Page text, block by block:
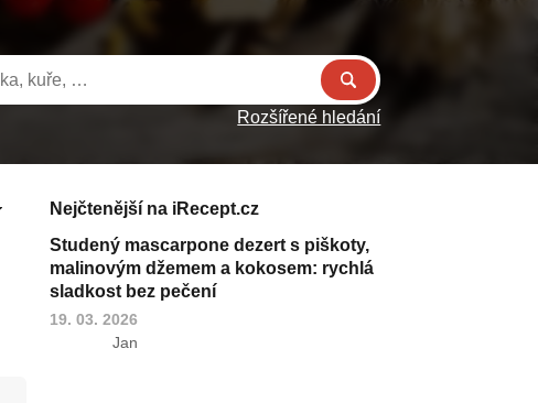
Rozšířené hledání
Nejčtenější na iRecept.cz
Studený mascarpone dezert s piškoty,
malinovým džemem a kokosem: rychlá
sladkost bez pečení
19. 03. 2026
Jan